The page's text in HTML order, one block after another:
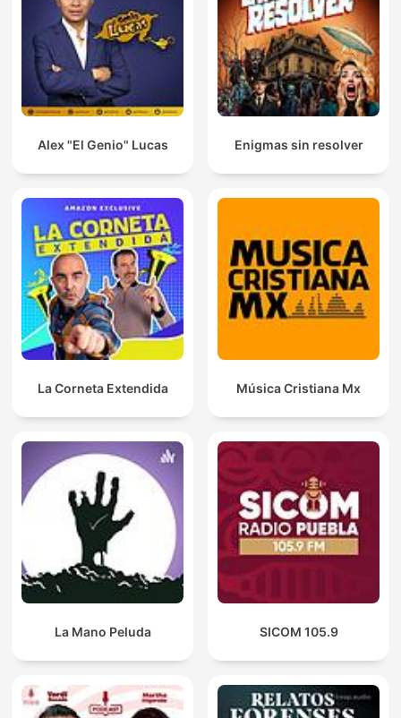
Alex "El Genio" Lucas Enigmas sin resolver
La Corneta Extendida Música Cristiana Mx
La Mano Peluda SICOM 105.9